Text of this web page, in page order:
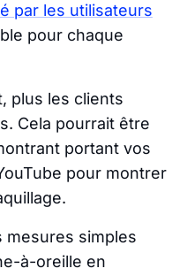
par les utilisateurs
pour chaque
plus les clients
Cela pourrait être
portant vos
pour montrer
mesures simples
à-oreille en